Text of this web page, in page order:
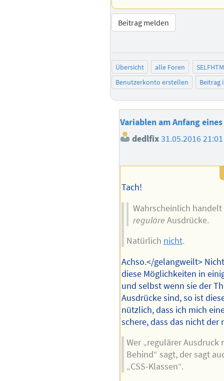
Beitrag melden
Übersicht alle Foren
Benutzerkonto erstellen
Beitrag
Variablen am Anfang
dedlfix31.05.2016 21:01
Tach!
Wahrscheinlich
reguläre Ausdrücke.
Natürlich nicht.
Achso.</gelangweilt>
diese Möglichkeiten in
und selbst wenn sie der
Ausdrücke sind, so ist
nützlich, dass ich mich
schere, dass das nicht der
Wer „regulärer Ausdruck
Behind“ sagt, der sagt
„CSS-Klassen“.